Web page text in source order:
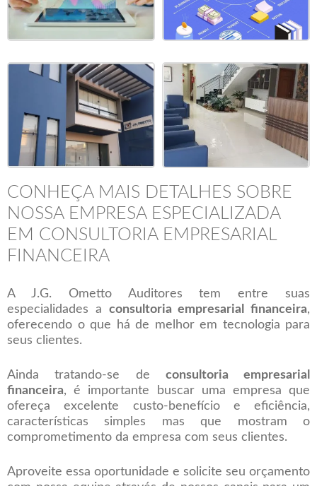
CONHEÇA MAIS DETALHES SOBRE
NOSSA EMPRESA ESPECIALIZADA
EM CONSULTORIA EMPRESARIAL
FINANCEIRA
A J.G. Ometto Auditores tem entre suas
especialidades a consultoria empresarial financeira,
oferecendo o que há de melhor em tecnologia para
seus clientes.
Ainda tratando-se de consultoria empresarial
financeira, é importante buscar uma empresa que
ofereça excelente custo-benefício e eficiência,
características simples mas que mostram o
comprometimento da empresa com seus clientes.
Aproveite essa oportunidade e solicite seu orçamento